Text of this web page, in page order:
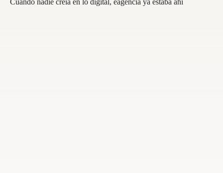
Cuando nadie creía en lo digital, eagencia ya estaba ahí